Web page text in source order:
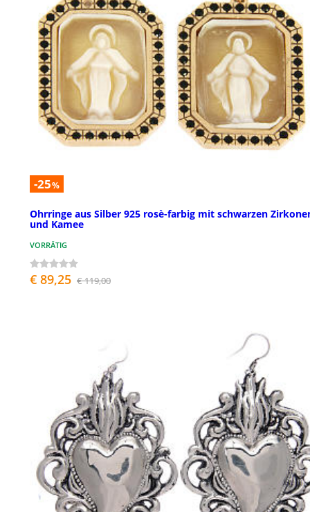
-25%
Ohrringe aus Silber 925 rosè-farbig mit schwarzen
und Kamee
VORRÄTIG
€ 89,25 € 119,00